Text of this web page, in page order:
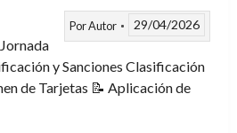
PorAutor 29/04/2026
y Sanciones Clasificación
de Tarjetas 📝 Aplicación de